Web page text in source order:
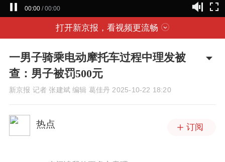
00:00 / 00:00
打开新京报，看视频更流畅
一男子骑乘电动摩托车过程中理发被
查：男子被罚500元
新京报 记者 张建斌 编辑 葛佳丹 2025-10-22 18:20
热点 订阅